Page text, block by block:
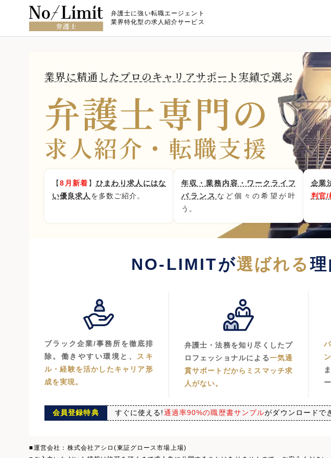
弁護士に強い転職エージェント
業界特化型の求人紹介サービス
業界に精通したプロのキャリアサポート実績で選ぶ
弁護士専門の
求人紹介・転職支援
【8月新着 】 ひまわり求人にはな
い優良求人 を多数ご紹介。
年収・業務内容・ワークライフ
バランス など個々の希望が叶
う。
企業
判官/
NO-LIMITが選ばれる理
ブラック企業/事務所を徹底排
除。働きやすい環境と、
スキ
ル・経験を活かしたキャリア形
成を実現。
弁護士・法務を知り尽くしたプ
ロフェッショナルによる一気通
貫サポートだからミスマッチ求
人がない。
会員登録特典 すぐに使える!通過率90%の職歴書サンプルがダウンロードで
運営会社：株式会社アシロ(東証グロース市場上場)